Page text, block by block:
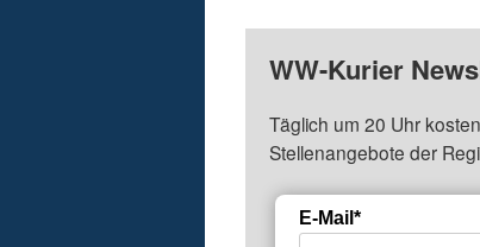
WW-Kurier
Täglich um 20 Uhr
Stellenangebote der
E-Mail*